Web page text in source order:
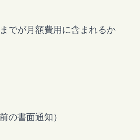
でが月額費用に含まれるか
の書面通知）